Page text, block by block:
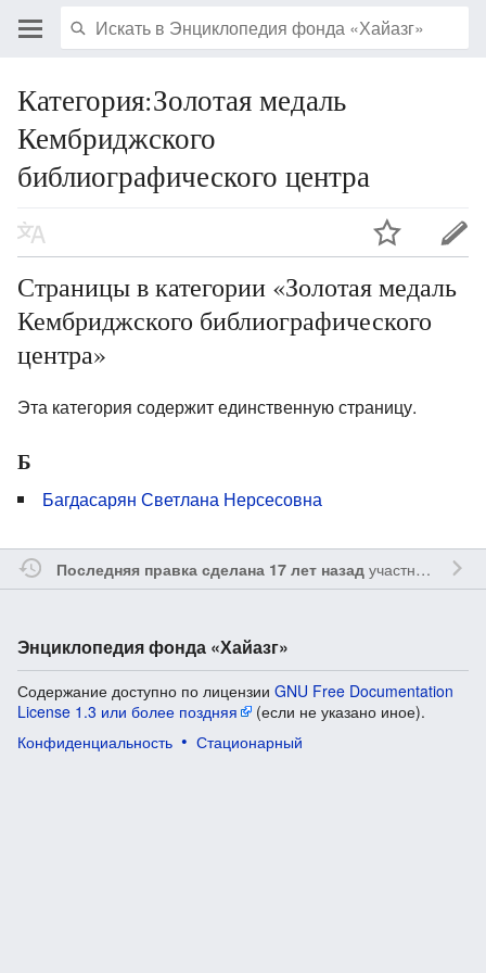
Категория:Золотая медаль
Кембриджского
библиографического центра
Страницы в категории «Золотая медаль
Кембриджского библиографического
центра»
Эта категория содержит единственную страницу.
Б
Багдасарян Светлана Нерсесовна
Последняя правка сделана 17 лет назадучастником
Энциклопедия фонда «Хайазг»
Содержание доступно по лицензии GNU Free Documentation
License 1.3 или более поздняя
(если не указано иное).
Конфиденциальность
Стационарный